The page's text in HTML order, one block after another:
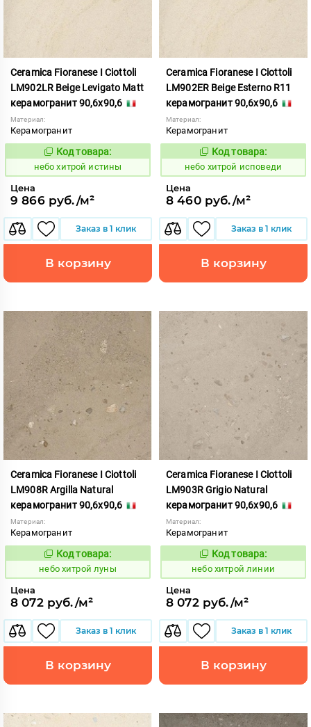
Ceramica Fioranese I Ciottoli
LM902LR Beige Levigato Matt
керамогранит 90,6x90,6
Материал:
Керамогранит
1123411
Код товара:
небо хитрой истины
Цена
9 866 руб./м²
Заказ в 1 клик
В корзину
Ceramica Fioranese I Ciottoli
LM902ER Beige Esterno R11
керамогранит 90,6x90,6
Материал:
Керамогранит
1123410
Код товара:
небо хитрой исповеди
Цена
8 460 руб./м²
Заказ в 1 клик
В корзину
Ceramica Fioranese I Ciottoli
LM908R Argilla Natural
керамогранит 90,6x90,6
Материал:
Керамогранит
1123420
Код товара:
небо хитрой луны
Цена
8 072 руб./м²
Заказ в 1 клик
В корзину
Ceramica Fioranese I Ciottoli
LM903R Grigio Natural
керамогранит 90,6x90,6
Материал:
Керамогранит
1123419
Код товара:
небо хитрой линии
Цена
8 072 руб./м²
Заказ в 1 клик
В корзину